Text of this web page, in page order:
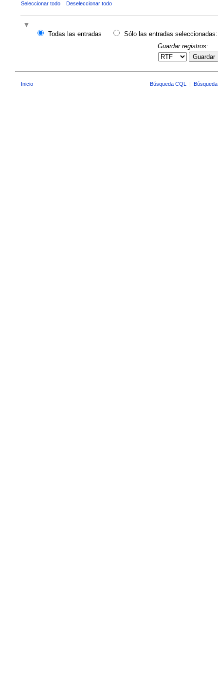
Seleccionar todo Deseleccionar todo
Todas las entradas
Sólo las entradas seleccionadas:
Guardar registros:
Guardar
Inicio Búsqueda CQL